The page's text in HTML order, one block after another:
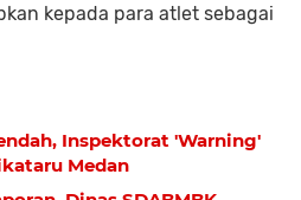
kepada para atlet sebagai
Inspektorat 'Warning'
Medan